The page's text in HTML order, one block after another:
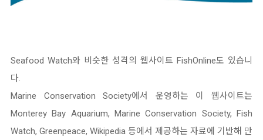
Seafood Watch와 비슷한 성격의 웹사이트 FishOnline도 있습니
다.
Marine Conservation Society에서 운영하는 이 웹사이트는
Monterey Bay Aquarium, Marine Conservation Society, Fish
Watch, Greenpeace, Wikipedia 등에서 제공하는 자료에 기반해 만